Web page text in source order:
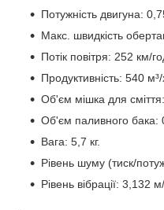
Потужність двигуна:
Макс. швидкість
Потік повітря: 252 км/
Продуктивність: 540 м³/
Об'єм мішка для
Об'єм паливного бака:
Вага: 5,7 кг.
Рівень шуму (тиск/
Рівень вібрації: 3,132